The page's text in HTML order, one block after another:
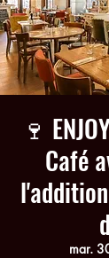
🍷
Café
mar.